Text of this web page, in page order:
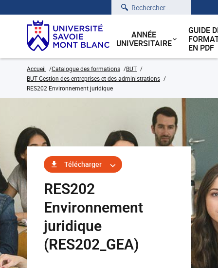
Rechercher
ANNÉE
UNIVERSITAIRE
GUIDE
EN PDF
Accueil Catalogue des formations
BUT
BUT Gestion des entreprises et des administrations
RES202 Environnement juridique
Télécharger
RES202
Environnement
juridique
(RES202_GEA)